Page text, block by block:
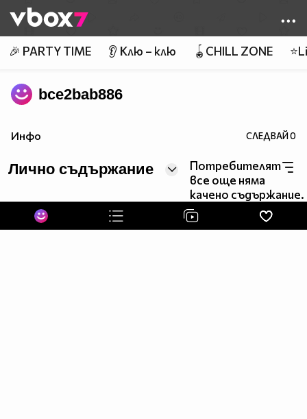
👾
🎉 PARTY TIME 👂 Клю – клю 🪀CHILL ZONE
bce2bab886
Инфо СЛЕДВАЙ0
Лично съдържание
Потребителят
все още няма
качено съдържание.